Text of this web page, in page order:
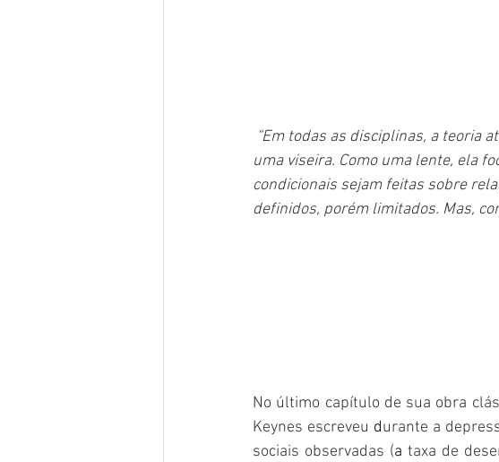
“Em todas as disciplinas, a teoria
uma viseira. Como uma lente, ela
condicionais sejam feitas sobre
definidos, porém limitados. Mas,
No último capítulo de sua obra
Keynes escreveu durante a
sociais observadas (a taxa de